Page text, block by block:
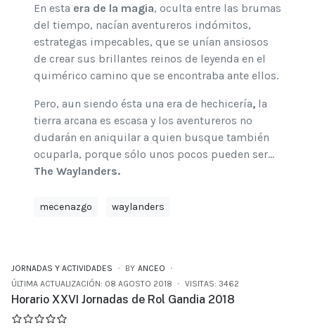
En esta era de la magia, oculta entre las brumas
del tiempo, nacían aventureros indómitos,
estrategas impecables, que se unían ansiosos
de crear sus brillantes reinos de leyenda en el
quimérico camino que se encontraba ante ellos.
Pero, aun siendo ésta una era de hechicería, la
tierra arcana es escasa y los aventureros no
dudarán en aniquilar a quien busque también
ocuparla, porque sólo unos pocos pueden ser…
The Waylanders.
mecenazgo waylanders
JORNADAS Y ACTIVIDADES BY ANCEO
ÚLTIMA ACTUALIZACIÓN: 08 AGOSTO 2018
VISITAS: 3462
Horario XXVI Jornadas de Rol Gandia 2018